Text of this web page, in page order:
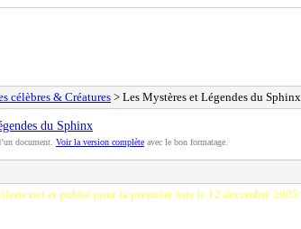
célèbres & Créatures> Les Mystères et Légendes du Sphinx
du Sphinx
document. Voir la version complète avec le bon formatage.
et publié pour la première fois le 12 décembre 2005